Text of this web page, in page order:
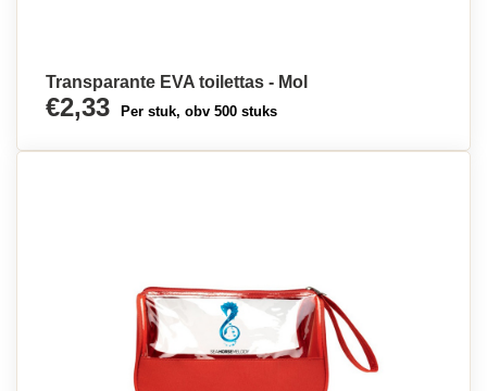
Transparante EVA toilettas - Mol
€2,33 Per stuk, obv 500 stuks